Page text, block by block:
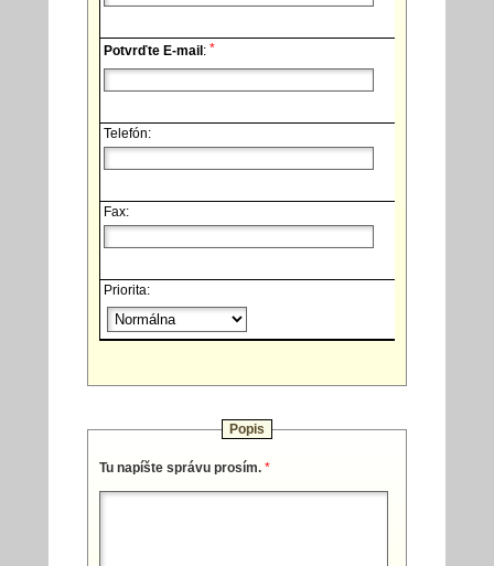
Potvrďte E-mail: *
Telefón:
Fax:
Priorita:
Popis
Tu napíšte správu prosím. *